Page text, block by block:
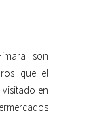
son
que el
en